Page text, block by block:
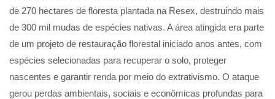
de 270 hectares de floresta plantada na Resex, destruindo mais
de 300 mil mudas de espécies nativas. A área atingida era parte
de um projeto de restauração florestal iniciado anos antes, com
espécies selecionadas para recuperar o solo, proteger
nascentes e garantir renda por meio do extrativismo. O ataque
gerou perdas ambientais, sociais e econômicas profundas para